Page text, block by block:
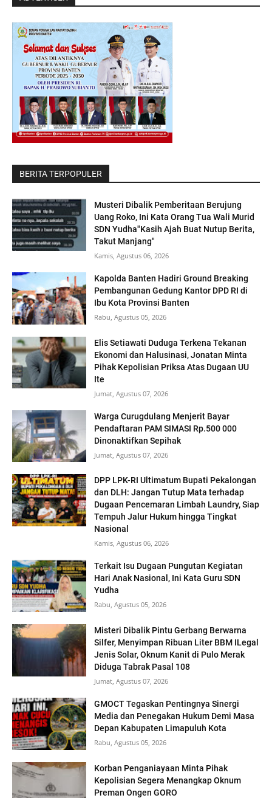
BERITA TERPOPULER
Musteri Dibalik Pemberitaan Berujung
Uang Roko, Ini Kata Orang Tua Wali Murid
SDN Yudha"Kasih Ajah Buat Nutup Berita,
Takut Manjang"
Kamis, Agustus 06, 2026
Kapolda Banten Hadiri Ground Breaking
Pembangunan Gedung Kantor DPD RI di
Ibu Kota Provinsi Banten
Rabu, Agustus 05, 2026
Elis Setiawati Duduga Terkena Tekanan
Ekonomi dan Halusinasi, Jonatan Minta
Pihak Kepolisian Priksa Atas Dugaan UU
Ite
Jumat, Agustus 07, 2026
Warga Curugdulang Menjerit Bayar
Pendaftaran PAM SIMASI Rp.500 000
Dinonaktifkan Sepihak
Jumat, Agustus 07, 2026
DPP LPK-RI Ultimatum Bupati Pekalongan
dan DLH: Jangan Tutup Mata terhadap
Dugaan Pencemaran Limbah Laundry, Siap
Tempuh Jalur Hukum hingga Tingkat
Nasional
Kamis, Agustus 06, 2026
Terkait Isu Dugaan Pungutan Kegiatan
Hari Anak Nasional, Ini Kata Guru SDN
Yudha
Rabu, Agustus 05, 2026
Misteri Dibalik Pintu Gerbang Berwarna
Silfer, Menyimpan Ribuan Liter BBM ILegal
Jenis Solar, Oknum Kanit di Pulo Merak
Diduga Tabrak Pasal 108
Jumat, Agustus 07, 2026
GMOCT Tegaskan Pentingnya Sinergi
Media dan Penegakan Hukum Demi Masa
Depan Kabupaten Limapuluh Kota
Rabu, Agustus 05, 2026
Korban Penganiayaan Minta Pihak
Kepolisian Segera Menangkap Oknum
Preman Ongen GORO